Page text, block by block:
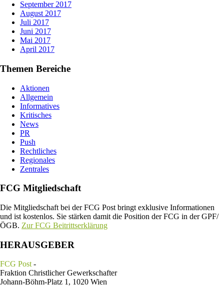
September 2017
August 2017
Juli 2017
Juni 2017
Mai 2017
April 2017
Themen Bereiche
Aktionen
Allgemein
Informatives
Kritisches
News
PR
Push
Rechtliches
Regionales
Zentrales
FCG Mitgliedschaft
Die Mitgliedschaft bei der FCG Post bringt exklusive Informationen
und ist kostenlos. Sie stärken damit die Position der FCG in der GPF/
ÖGB. Zur FCG Beitrittserklärung
HERAUSGEBER
FCG Post-
Fraktion Christlicher Gewerkschafter
Johann-Böhm-Platz 1, 1020 Wien